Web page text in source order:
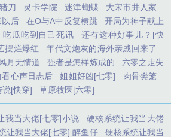
刀 灵卡学院 迷津蝴蝶
大宋市井人家
以后 在O与A中反复横跳
开局为神子献上
吃瓜吃到自己死讯
还有这种好事儿？[快
摆烂爆红
年代文炮灰的海外亲戚回来了
风月无情道 强者是怎样炼成的
六零之走失
心声日志后 姐姐好凶[七零]
肉骨樊笼
[快穿]
草原牧医[六零]
我当大佬[七零]小说
硬核系统让我当大佬
让我当大佬[七零] 醉鱼仔
硬核系统让我当